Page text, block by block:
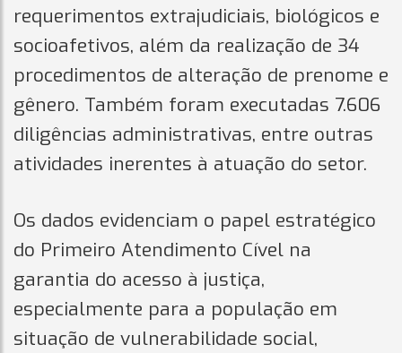
requerimentos extrajudiciais, biológicos e
socioafetivos, além da realização de 34
procedimentos de alteração de prenome e
gênero. Também foram executadas 7.606
diligências administrativas, entre outras
atividades inerentes à atuação do setor.
Os dados evidenciam o papel estratégico
do Primeiro Atendimento Cível na
garantia do acesso à justiça,
especialmente para a população em
situação de vulnerabilidade social,